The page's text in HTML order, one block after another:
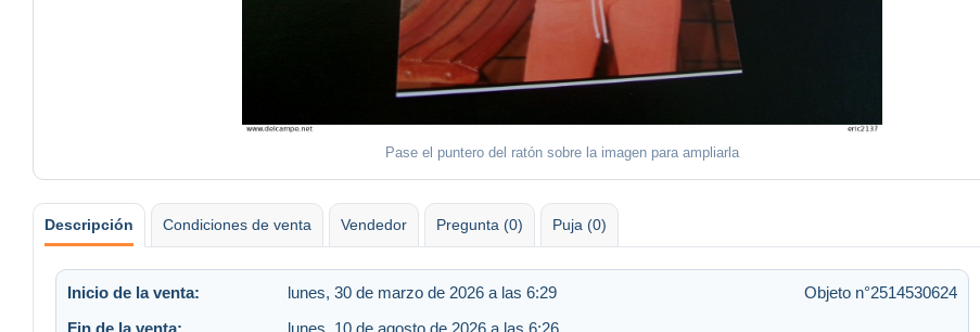
Pase el puntero del ratón sobre la imagen para ampliarla
Descripción Condiciones de venta Vendedor Pregunta (0) Puja (0)
Inicio de la venta: lunes, 30 de marzo de 2026 a las 6:29
Objeto n°2514530624
Fin de la venta:
lunes, 10 de agosto de 2026 a las 6:26